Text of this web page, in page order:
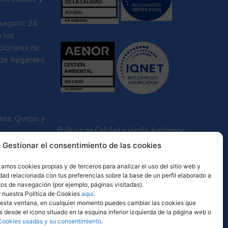
Gestionar el consentimiento de las cookies
cookies propias y de terceros para analizar el uso del sitio web y
relacionada con tus preferencias sobre la base de un perfil elaborado a
de navegación (por ejemplo, páginas visitadas).
nuestra Política de Cookiesaquí.
ventana, en cualquier momento puedes cambiar las cookies que
desde el icono situado en la esquina inferior izquierda de la página web o
usadas y su consentimiento.
24
los
de
Regantes
Quejas y
clientes,
de
Política de Calidad y Medio Ambiente
Comunicación desempeño ambiental